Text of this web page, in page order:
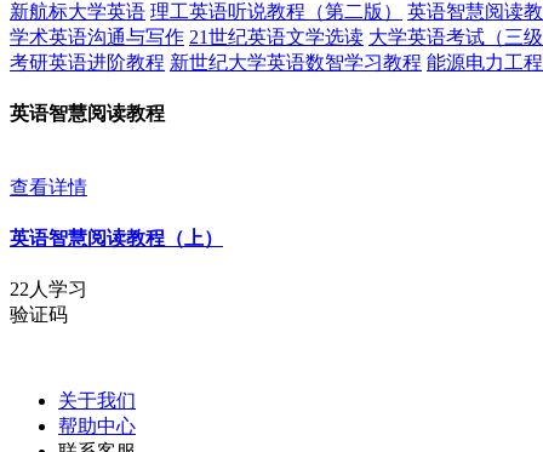
新航标大学英语 理工英语听说教程（第二版）
英语智慧阅读
学术英语沟通与写作 21世纪英语文学选读 大学英语考试（三
考研英语进阶教程 新世纪大学英语数智学习教程 能源电力工
英语智慧阅读教程
查看详情
英语智慧阅读教程（上）
22人学习
验证码
关于我们
帮助中心